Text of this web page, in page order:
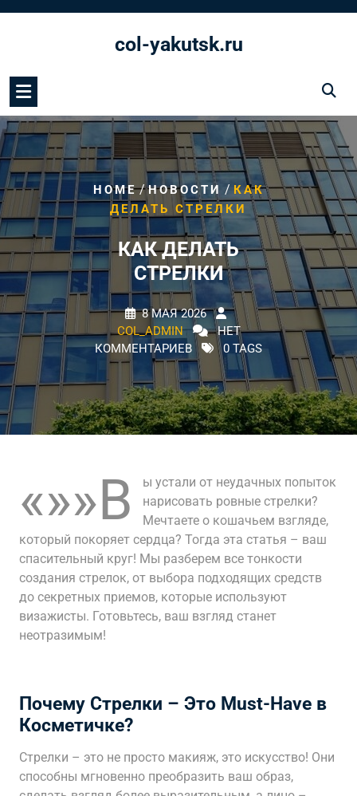
col-yakutsk.ru
HOME/НОВОСТИ /КАК
ДЕЛАТЬ СТРЕЛКИ
КАК ДЕЛАТЬ
СТРЕЛКИ
8 МАЯ 2026
COL_ADMIN
НЕТ
КОММЕНТАРИЕВ
0 TAGS
«»»В
ы устали от неудачных попыток
нарисовать ровные стрелки?
Мечтаете о кошачьем взгляде,
который покоряет сердца? Тогда эта статья – ваш
спасительный круг! Мы разберем все тонкости
создания стрелок, от выбора подходящих средств
до секретных приемов, которые используют
визажисты. Готовьтесь, ваш взгляд станет
неотразимым!
Почему Стрелки – Это Must-Have в
Косметичке?
Стрелки – это не просто макияж, это искусство! Они
способны мгновенно преобразить ваш образ,